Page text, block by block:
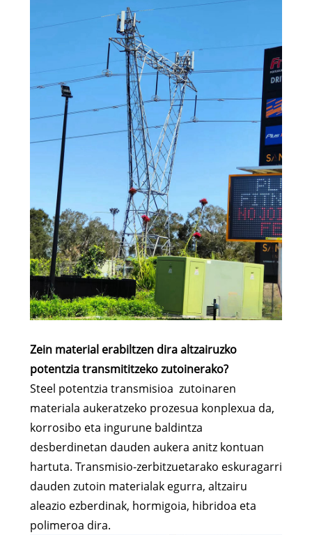
Zein material erabiltzen dira altzairuzko
potentzia transmititzeko zutoinerako?
Steel potentzia transmisioa zutoinaren
materiala aukeratzeko prozesua konplexua da,
korrosibo eta ingurune baldintza
desberdinetan dauden aukera anitz kontuan
hartuta. Transmisio-zerbitzuetarako eskuragarri
dauden zutoin materialak egurra, altzairu
aleazio ezberdinak, hormigoia, hibridoa eta
polimeroa dira.